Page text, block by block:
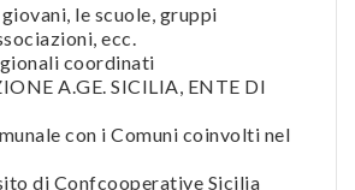
le scuole, gruppi
ecc.
coordinati
A.GE. SICILIA, ENTE DI
con i Comuni coinvolti nel
di Confcooperative Sicilia